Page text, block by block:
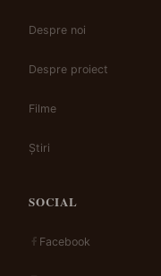
Despre noi
Despre proiect
Filme
Știri
SOCIAL
Facebook